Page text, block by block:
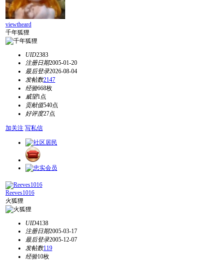
viewtheard
千年狐狸
UID2383
注册日期2005-01-20
最后登录2026-08-04
发帖数2147
经验668枚
威望1点
贡献值540点
好评度27点
加关注 写私信
Reeves1016
火狐狸
UID4138
注册日期2005-03-17
最后登录2005-12-07
发帖数119
经验10枚